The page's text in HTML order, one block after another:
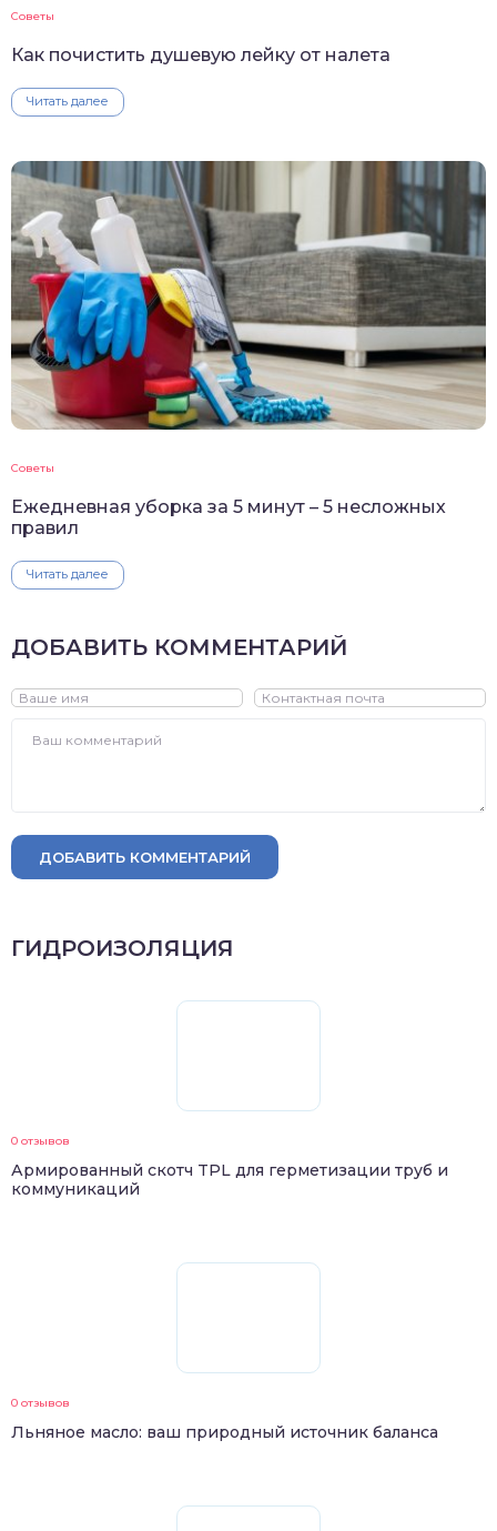
Советы
Как почистить душевую лейку от налета
Читать далее
Советы
Ежедневная уборка за 5 минут – 5 несложных
правил
Читать далее
ДОБАВИТЬ КОММЕНТАРИЙ
ДОБАВИТЬ КОММЕНТАРИЙ
ГИДРОИЗОЛЯЦИЯ
0 отзывов
Армированный скотч TPL для герметизации труб и
коммуникаций
0 отзывов
Льняное масло: ваш природный источник баланса